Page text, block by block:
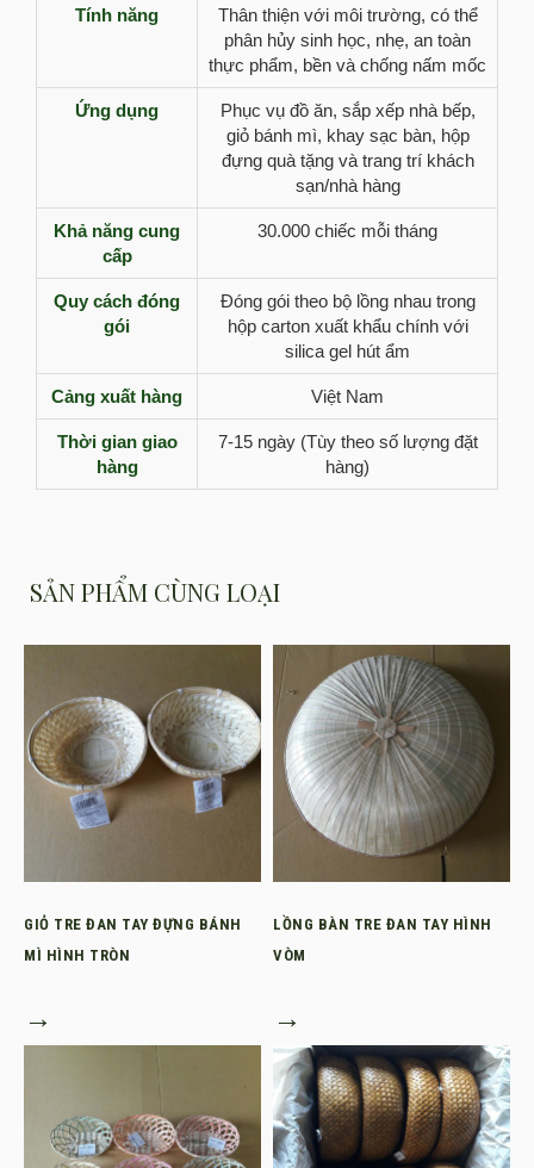
Tính năng
Thân thiện với môi trường, có thể
phân hủy sinh học, nhẹ, an toàn
thực phẩm, bền và chống nấm mốc
Ứng dụng
Phục vụ đồ ăn, sắp xếp nhà bếp,
giỏ bánh mì, khay sạc bàn, hộp
đựng quà tặng và trang trí khách
sạn/nhà hàng
Khả năng cung
cấp
30.000 chiếc mỗi tháng
Quy cách đóng
gói
Đóng gói theo bộ lồng nhau trong
hộp carton xuất khẩu chính với
silica gel hút ẩm
Cảng xuất hàng Việt Nam
Thời gian giao
hàng
7-15 ngày (Tùy theo số lượng đặt
hàng)
SẢN PHẨM CÙNG LOẠI
GIỎ TRE ĐAN TAY ĐỰNG BÁNH
MÌ HÌNH TRÒN
→
LỒNG BÀN TRE ĐAN TAY HÌNH
VÒM
→